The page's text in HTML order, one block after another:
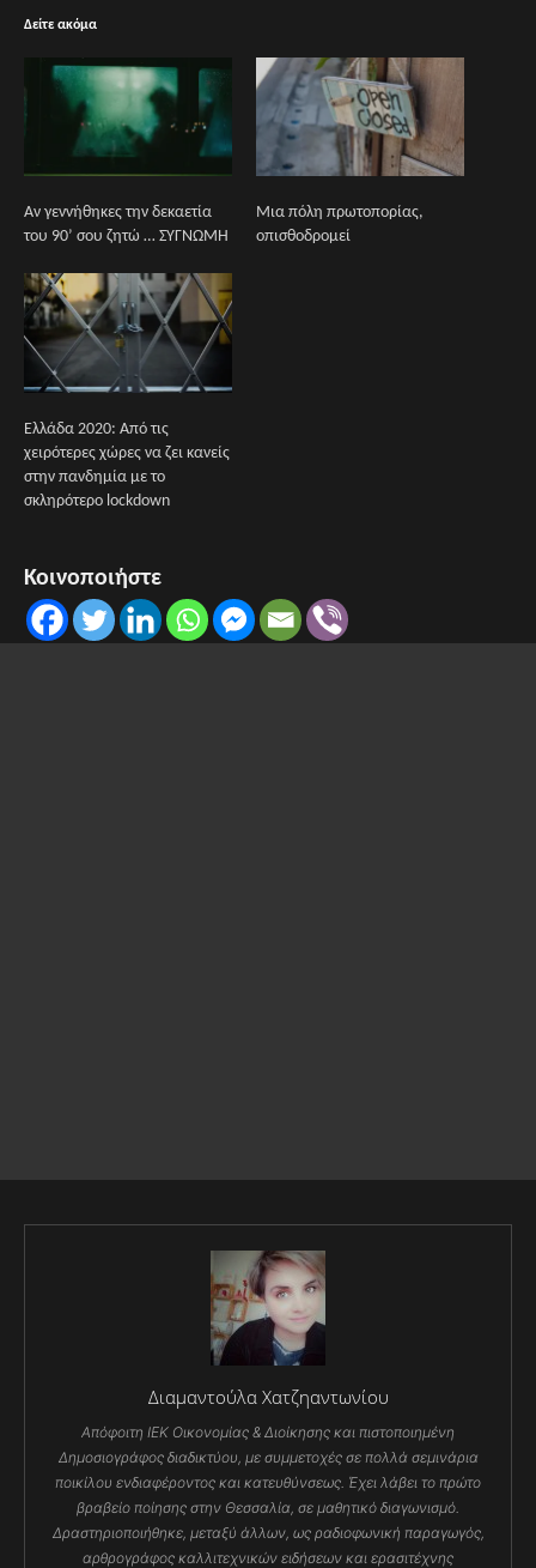
Δείτε ακόμα
Αν γεννήθηκες την δεκαετία
του 90’ σου ζητώ … ΣΥΓΝΩΜΗ
Μια πόλη πρωτοπορίας,
οπισθοδρομεί
Ελλάδα 2020: Από τις
χειρότερες χώρες να ζει κανείς
στην πανδημία με το
σκληρότερο lockdown
Κοινοποιήστε
Διαμαντούλα Χατζηαντωνίου
Απόφοιτη ΙΕΚ Οικονομίας & Διοίκησης και πιστοποιημένη
Δημοσιογράφος διαδικτύου, με συμμετοχές σε πολλά σεμινάρια
ποικίλου ενδιαφέροντος και κατευθύνσεως. Έχει λάβει το πρώτο
βραβείο ποίησης στην Θεσσαλία, σε μαθητικό διαγωνισμό.
Δραστηριοποιήθηκε, μεταξύ άλλων, ως ραδιοφωνική παραγωγός,
αρθρογράφος καλλιτεχνικών ειδήσεων και ερασιτέχνης